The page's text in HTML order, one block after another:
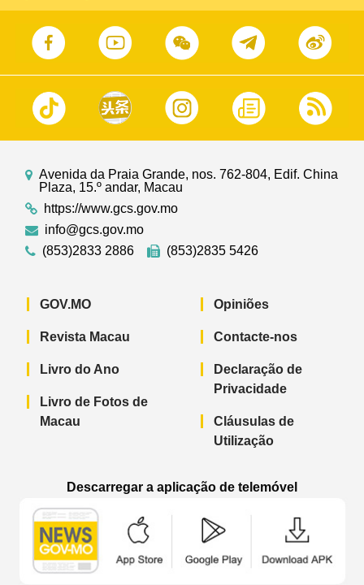
Avenida da Praia Grande, nos. 762-804, Edif. China
Plaza, 15.º andar, Macau
https://www.gcs.gov.mo
info@gcs.gov.mo
(853)2833 2886
(853)2835 5426
GOV.MO
Revista Macau
Livro do Ano
Livro de Fotos de
Macau
Opiniões
Contacte-nos
Declaração de
Privacidade
Cláusulas de
Utilização
Descarregar a aplicação de telemóvel